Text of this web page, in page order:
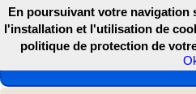
Les webcams de
En poursuivant votre navigation
l'installation et l'utilisation de
politique de protection de